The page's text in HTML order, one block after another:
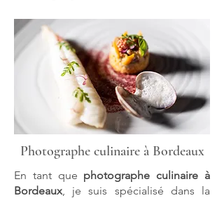
Photographe culinaire à Bordeaux
En tant que photographe culinaire à
Bordeaux, je suis spécialisé dans la